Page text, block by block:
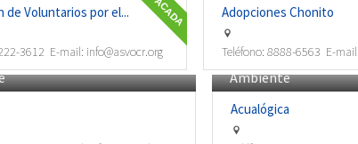
de Voluntarios por el...
3612 E-mail: info@asvocr.org
Adopciones Chonito
Teléfono: 8888-6563 E-mail:
Ambiente
Acualógica